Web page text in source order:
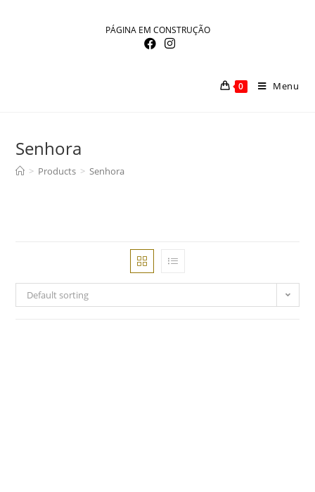
PÁGINA EM CONSTRUÇÃO
0 Menu
Senhora
> Products > Senhora
Default sorting